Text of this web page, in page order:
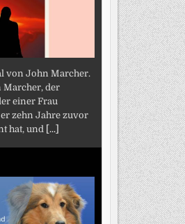
von John Marcher.
Marcher, der
einer Frau
zehn Jahre zuvor
hat, und [...]